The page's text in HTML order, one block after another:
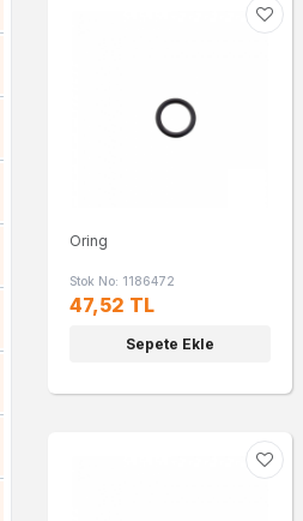
Oring
Stok No: 1186472
47,52 TL
Sepete Ekle